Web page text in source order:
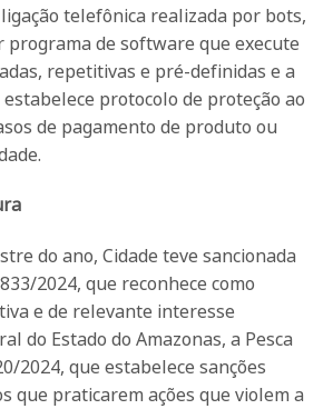
telefônica realizada por bots,
programa de software que execute
repetitivas e pré-definidas e a
estabelece protocolo de proteção ao
de pagamento de produto ou
do ano, Cidade teve sancionada
2024, que reconhece como
e de relevante interesse
do Estado do Amazonas, a Pesca
2024, que estabelece sanções
que praticarem ações que violem a